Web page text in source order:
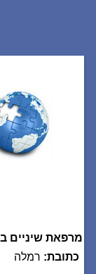
מרפאת שיניים
כתובת: רמלה